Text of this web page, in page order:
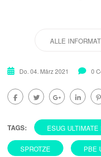
ALLE
Do. 04. März 2021 0
TAGS: ESUG
SPROTZE PBE